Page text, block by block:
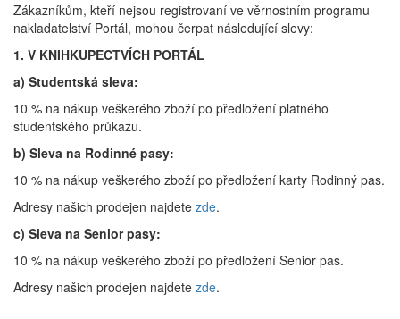
Zákazníkům, kteří nejsou registrovaní ve věrnostním programu
nakladatelství Portál, mohou čerpat následující slevy:
1. V KNIHKUPECTVÍCH PORTÁL
a) Studentská sleva:
10 % na nákup veškerého zboží po předložení platného
studentského průkazu.
b) Sleva na Rodinné pasy:
10 % na nákup veškerého zboží po předložení karty Rodinný pas.
Adresy našich prodejen najdete zde.
c) Sleva na Senior pasy:
10 % na nákup veškerého zboží po předložení Senior pas.
Adresy našich prodejen najdete zde.